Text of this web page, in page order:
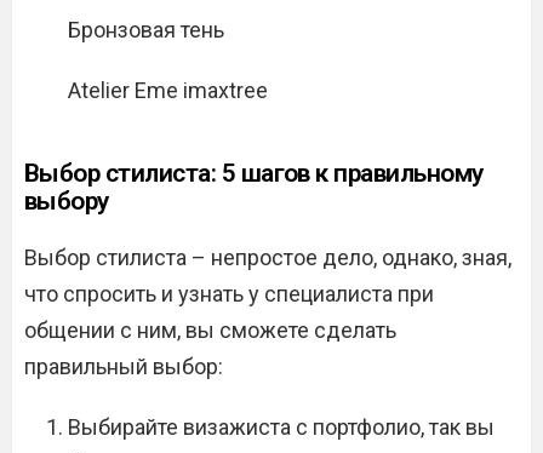
Бронзовая тень
Atelier Eme imaxtree
Выбор стилиста: 5 шагов к правильному
выбору
Выбор стилиста – непростое дело, однако, зная,
что спросить и узнать у специалиста при
общении с ним, вы сможете сделать
правильный выбор:
Выбирайте визажиста с портфолио, так вы